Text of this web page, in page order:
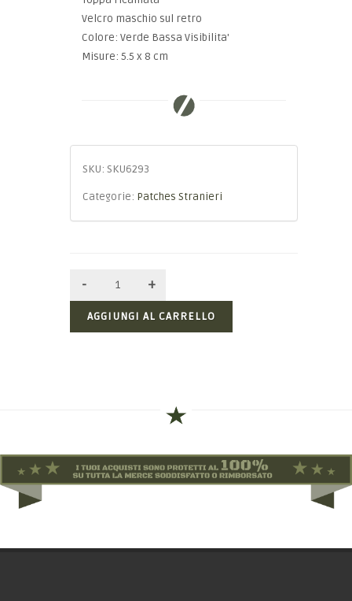
Velcro maschio sul retro
Colore: Verde Bassa Visibilita'
Misure: 5.5 x 8 cm
SKU: SKU6293
Categorie: Patches Stranieri
AGGIUNGI AL CARRELLO